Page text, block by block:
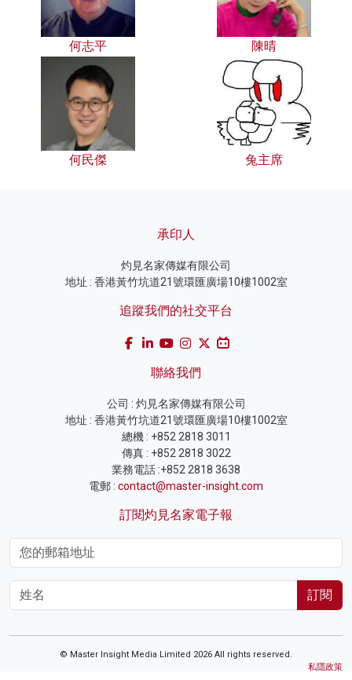
何志平 陳晴
何民傑 兔主席
承印人
灼見名家傳媒有限公司
地址 : 香港黃竹坑道21號環匯廣場10樓1002室
追蹤我們的社交平台
聯絡我們
公司 : 灼見名家傳媒有限公司
地址 : 香港黃竹坑道21號環匯廣場10樓1002室
總機 : +852 2818 3011
傳真 : +852 2818 3022
業務電話 :+852 2818 3638
電郵 : contact@master-insight.com
訂閱灼見名家電子報
訂閱
© Master Insight Media Limited 2026 All rights reserved.
私隱政策